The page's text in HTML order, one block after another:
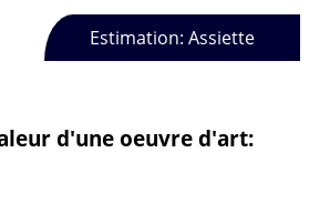
Estimation: Assiette
d'une oeuvre d'art: